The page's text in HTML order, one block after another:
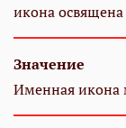
икона
Значение
Именная икона